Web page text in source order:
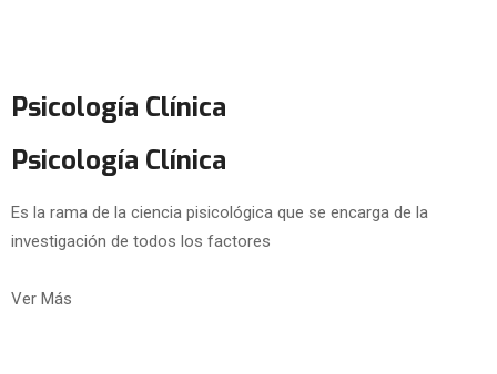
Psicología Clínica
Psicología Clínica
Es la rama de la ciencia pisicológica que se encarga de la
investigación de todos los factores
Ver Más